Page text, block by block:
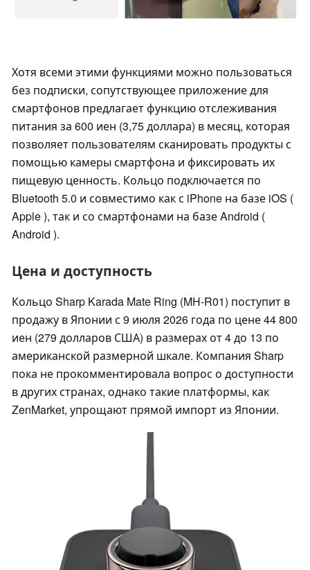
Хотя всеми этими функциями можно пользоваться
без подписки, сопутствующее приложение для
смартфонов предлагает функцию отслеживания
питания за 600 иен (3,75 доллара) в месяц, которая
позволяет пользователям сканировать продукты с
помощью камеры смартфона и фиксировать их
пищевую ценность. Кольцо подключается по
Bluetooth 5.0 и совместимо как с iPhone на базе iOS (
Apple ), так и со смартфонами на базе Android (
Android ).
Цена и доступность
Кольцо Sharp Karada Mate Ring (MH-R01) поступит в
продажу в Японии с 9 июля 2026 года по цене 44 800
иен (279 долларов США) в размерах от 4 до 13 по
американской размерной шкале. Компания Sharp
пока не прокомментировала вопрос о доступности
в других странах, однако такие платформы, как
ZenMarket, упрощают прямой импорт из Японии.